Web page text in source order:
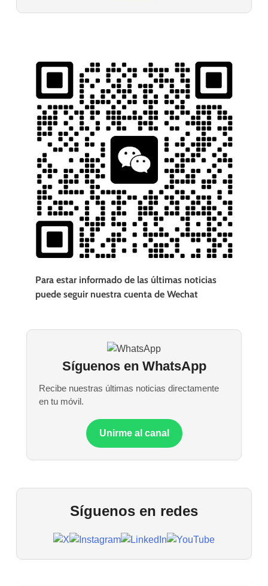
Para estar informado de las últimas noticias
puede seguir nuestra cuenta de Wechat
Síguenos en WhatsApp
Recibe nuestras últimas noticias directamente
en tu móvil.
Unirme al canal
Síguenos en redes